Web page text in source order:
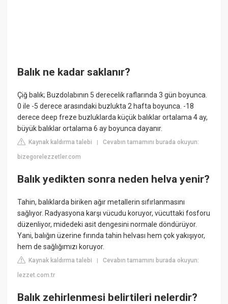
Balık ne kadar saklanır?
Çiğ balık; Buzdolabının 5 derecelik raflarında 3 gün boyunca.
0 ile -5 derece arasındaki buzlukta 2 hafta boyunca. -18
derece deep freze buzluklarda küçük balıklar ortalama 4 ay,
büyük balıklar ortalama 6 ay boyunca dayanır.
Kaynak kaldırma talebi |Cevabın tamamını burada okuyun:
bizegorelezzetler.com
Balık yedikten sonra neden helva yenir?
Tahin, balıklarda biriken ağır metallerin sıfırlanmasını
sağlıyor. Radyasyona karşı vücudu koruyor, vücuttaki fosforu
düzenliyor, midedeki asit dengesini normale döndürüyor.
Yani, balığın üzerine fırında tahin helvası hem çok yakışıyor,
hem de sağlığımızı koruyor.
Kaynak kaldırma talebi |Cevabın tamamını burada okuyun:
lezzet.com.tr
Balık zehirlenmesi belirtileri nelerdir?